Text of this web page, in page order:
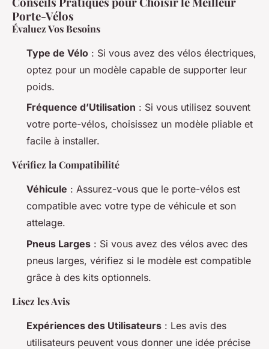
Porte-Vélos
Évaluez Vos Besoins
Type de Vélo : Si vous avez des vélos électriques,
optez pour un modèle capable de supporter leur
poids.
Fréquence d’Utilisation : Si vous utilisez souvent
votre porte-vélos, choisissez un modèle pliable et
facile à installer.
Vérifiez la Compatibilité
Véhicule : Assurez-vous que le porte-vélos est
compatible avec votre type de véhicule et son
attelage.
Pneus Larges : Si vous avez des vélos avec des
pneus larges, vérifiez si le modèle est compatible
grâce à des kits optionnels.
Lisez les Avis
Expériences des Utilisateurs : Les avis des
utilisateurs peuvent vous donner une idée précise